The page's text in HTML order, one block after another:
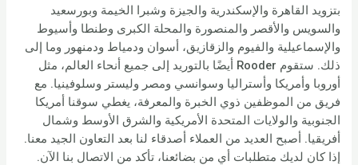
بتزويد القاهرة والإسكندرية والجيزة وشبرا الخيمة وبورسعيد
والسويس والأقصر والمنصورة والمحلة الكبرى وطنطا وأسيوط
والإسماعيلية والفيوم والزقازيق، أسوان ودمياط ودمنهور وما إلى
ذلك. ستقوم Rooder أيضًا بالتوريد إلى جميع أنحاء العالم، مثل
أوروبا وأمريكا وأستراليا وسوانسي ومصر وليستر وسلوفينيا. مع
فريق من الموظفين ذوي الخبرة والمعرفة، يغطي سوقنا أمريكا
الجنوبية والولايات المتحدة الأمريكية والشرق الأوسط وشمال
أفريقيا. أصبح العديد من العملاء أصدقاء لنا بعد التعاون الجيد معنا.
إذا كان لديك متطلبات أي من بضائعنا، تأكد من الاتصال بنا الآن.